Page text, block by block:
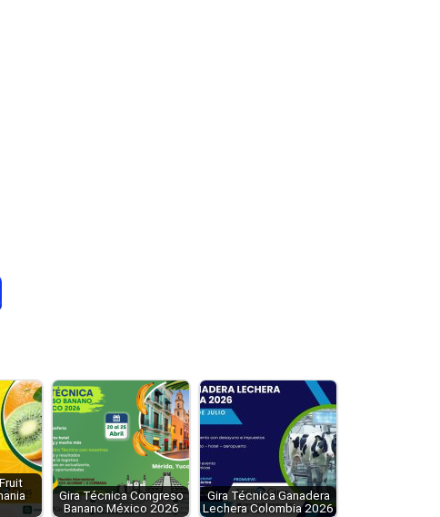
Gira Técnica Congreso
Banano México 2026
Gira Técnica Ganadera
Lechera Colombia 2026